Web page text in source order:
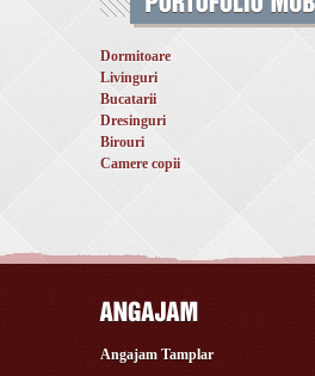
Dormitoare
Livinguri
Bucatarii
Dresinguri
Birouri
Camere copii
Angajam Tamplar